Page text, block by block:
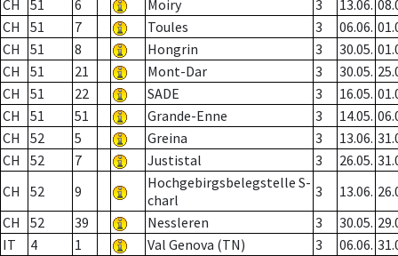
CH 51 6 Moiry 3 13.06.
CH
51 7 Toules 3 06.06.
CH
51 8 Hongrin 3 30.05.
CH
51 21 Mont-Dar 3 30.05.
CH
51 22 SADE 3 16.05.
CH
51 51 Grande-Enne 3 14.05.
CH
52 5 Greina 3 13.06.
CH
52 7 Justistal 3 26.05.
CH
52 9
Hochgebirgsbelegstelle S-
charl
3 13.06.
CH
52 39 Nessleren 3 30.05.
IT
4 1 Val Genova (TN) 3 06.06.